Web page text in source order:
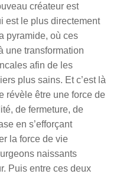
créateur est
est le plus directement
pyramide, où ces
une transformation
afin de les
plus sains. Et c’est là
révèle être une force de
de fermeture, de
en s’efforçant
la force de vie
naissants
Puis entre ces deux